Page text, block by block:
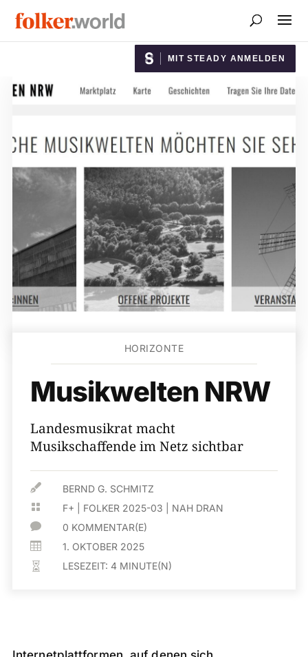
MIT STEADY ANMELDEN
HORIZONTE
Musikwelten NRW
Landesmusikrat macht
Musikschaffende im Netz sichtbar
 BERND G. SCHMITZ
 F+ FOLKER 2025-03 NAH DRAN
 0 KOMMENTAR(E)
 1. OKTOBER 2025
 LESEZEIT: 4 MINUTE(N)